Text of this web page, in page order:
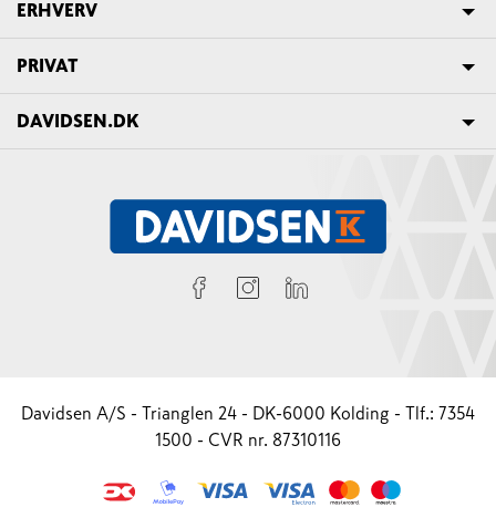
ERHVERV
PRIVAT
DAVIDSEN.DK
Davidsen A/S - Trianglen 24 - DK-6000 Kolding - Tlf.: 7354
1500 - CVR nr. 87310116